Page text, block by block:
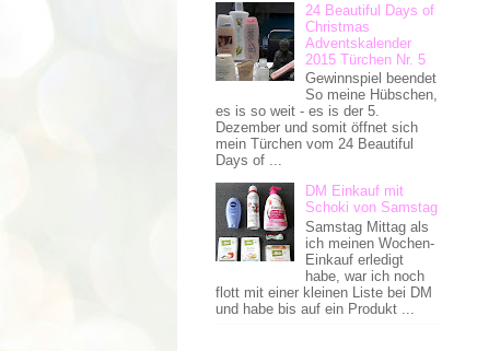
24 Beautiful Days of
Christmas
Adventskalender
2015 Türchen Nr. 5
Gewinnspiel beendet
So meine Hübschen,
es is so weit - es is der 5.
Dezember und somit öffnet sich
mein Türchen vom 24 Beautiful
Days of ...
DM Einkauf mit
Schoki von Samstag
Samstag Mittag als
ich meinen Wochen-
Einkauf erledigt
habe, war ich noch
flott mit einer kleinen Liste bei DM
und habe bis auf ein Produkt ...